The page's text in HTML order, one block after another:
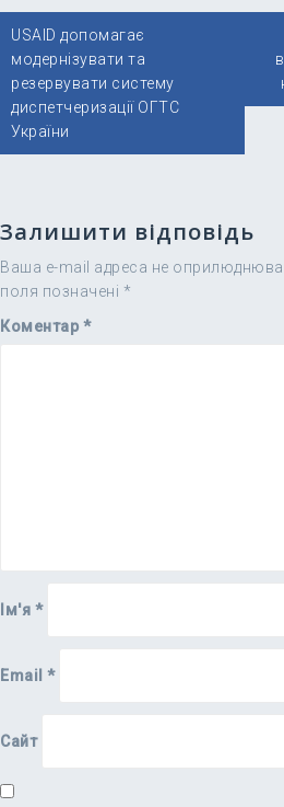
Навігація
записів
USAID допомагає
модернізувати та
резервувати систему
диспетчеризації ОГТС
України
Залишити відповідь
Ваша e-mail адреса не
поля позначені *
Коментар *
Ім'я *
Email *
Сайт